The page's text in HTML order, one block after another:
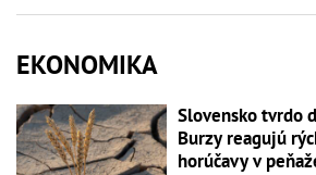
EKONOMIKA
Slovensko tvrdo
Burzy reagujú
horúčavy v